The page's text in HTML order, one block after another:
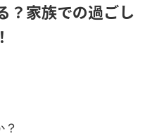
？家族での過ごし